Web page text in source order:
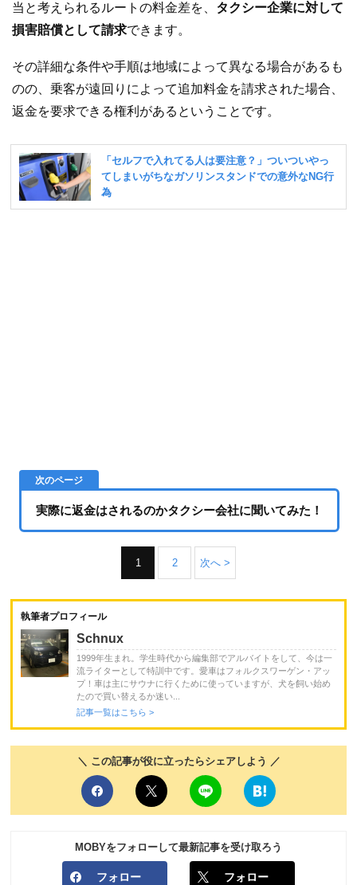
当と考えられるルートの料金差を、 タクシー企業に対して
損害賠償として請求できます。
その詳細な条件や手順は地域によって異なる場合があるも
のの、乗客が遠回りによって追加料金を請求された場合、
返金を要求できる権利があるということです。
実際に返金はされるのかタクシー会社に聞いてみた！
1 2 次へ >
執筆者プロフィール
Schnux
1999年生まれ。学生時代から編集部でアルバイトをして、今は一
流ライターとして特訓中です。愛車はフォルクスワーゲン・アッ
プ！車は主にサウナに行くために使っていますが、犬を飼い始め
たので買い替えるか迷い...
記事一覧はこちら >
＼ この記事が役に立ったらシェアしよう ／
MOBYをフォローして最新記事を受け取ろう
フォロー フォロー